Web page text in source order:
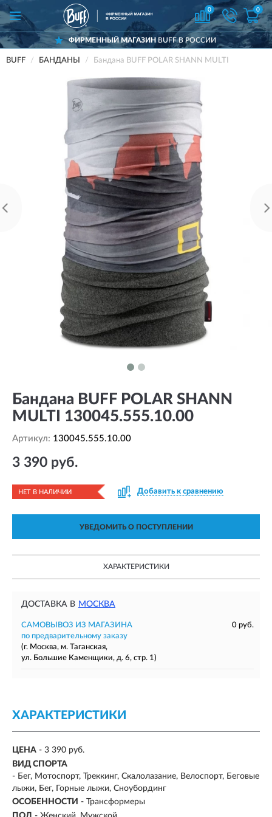
0 0
ФИРМЕННЫЙ МАГАЗИН BUFF В РОССИИ
BUFF БАНДАНЫ Бандана BUFF POLAR SHANN MULTI
Бандана BUFF POLAR SHANN
MULTI 130045.555.10.00
Артикул: 130045.555.10.00
3 390 руб.
НЕТ В НАЛИЧИИ Добавить к сравнению
УВЕДОМИТЬ О ПОСТУПЛЕНИИ
ХАРАКТЕРИСТИКИ
ДОСТАВКА В МОСКВА
САМОВЫВОЗ ИЗ МАГАЗИНА
0 руб.
по предварительному заказу
(г. Москва, м. Таганская,
ул. Большие Каменщики, д. 6, стр. 1)
ХАРАКТЕРИСТИКИ
ЦЕНА - 3 390 руб.
ВИД СПОРТА
- Бег, Мотоспорт, Треккинг, Скалолазание, Велоспорт, Беговые
лыжи, Бег, Горные лыжи, Сноубординг
ОСОБЕННОСТИ - Трансформеры